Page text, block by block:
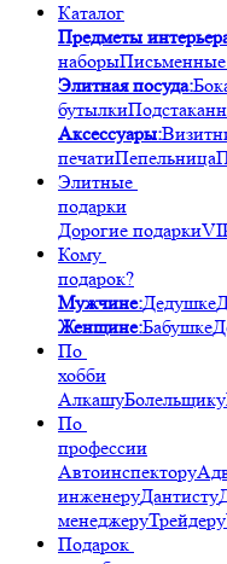
Каталог
Предметы
наборы
Элитная посуда:
бутылки
Аксессуары:
печатиПепельница
Элитные
подарки
Дорогие подарки
Кому
подарок?
Мужчине:Дедушке
Женщине:Бабушке
По
хобби
АлкашуБолельщику
По
профессии
Автоинспектору
инженеруДантисту
менеджеруТрейдеру
Подарок